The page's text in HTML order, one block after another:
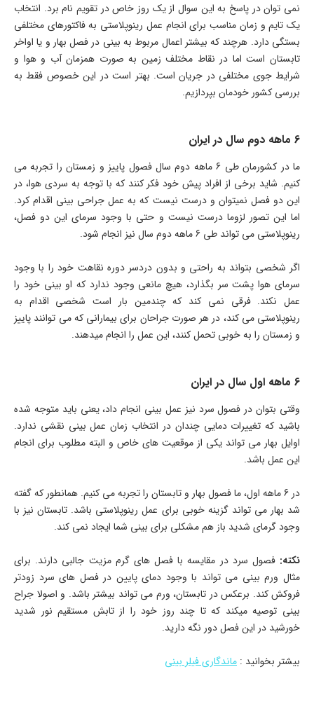
نمی توان در پاسخ به این سوال از یک روز خاص در تقویم نام برد. انتخاب
یک تایم و زمان مناسب برای انجام عمل رینوپلاستی به فاکتورهای مختلفی
بستگی دارد. هرچند که بیشتر اعمال مربوط به بینی در فصل بهار و یا اواخر
تابستان است اما در نقاط مختلف زمین به صورت همزمان آب و هوا و
شرایط جوی مختلفی در جریان است. بهتر است در این خصوص فقط به
بررسی کشور خودمان بپردازیم.
6 ماهه دوم سال در ایران
ما در کشورمان طی 6 ماهه دوم سال فصول پاییز و زمستان را تجربه می
کنیم. شاید برخی از افراد پیش خود فکر کنند که با توجه به سردی هوا، در
این دو فصل نمیتوان و درست نیست که به عمل جراحی بینی اقدام کرد.
اما این تصور لزوما درست نیست و حتی با وجود سرمای این دو فصل،
رینوپلاستی می تواند طی 6 ماهه دوم سال نیز انجام شود.
اگر شخصی بتواند به راحتی و بدون دردسر دوره نقاهت خود را با وجود
سرمای هوا پشت سر بگذارد، هیچ مانعی وجود ندارد که او بینی خود را
عمل نکند. فرقی نمی کند که چندمین بار است شخصی اقدام به
رینوپلاستی می کند، در هر صورت جراحان برای بیمارانی که می توانند پاییز
و زمستان را به خوبی تحمل کنند، این عمل را انجام میدهند.
6 ماهه اول سال در ایران
وقتی بتوان در فصول سرد نیز عمل بینی انجام داد، یعنی باید متوجه شده
باشید که تغییرات دمایی چندان در انتخاب زمان عمل بینی نقشی ندارد.
اوایل بهار می تواند یکی از موقعیت های خاص و البته مطلوب برای انجام
این عمل باشد.
در 6 ماهه اول، ما فصول بهار و تابستان را تجربه می کنیم. همانطور که گفته
شد بهار می تواند گزینه خوبی برای عمل رینوپلاستی باشد. تابستان نیز با
وجود گرمای شدید باز هم مشکلی برای بینی شما ایجاد نمی کند.
نکته: فصول سرد در مقایسه با فصل های گرم مزیت جالبی دارند. برای
مثال ورم بینی می تواند با وجود دمای پایین در فصل های سرد زودتر
فروکش کند. برعکس در تابستان، ورم می تواند بیشتر باشد. و اصولا جراح
بینی توصیه میکند که تا چند روز خود را از تابش مستقیم نور شدید
خورشید در این فصل دور نگه دارید.
بیشتر بخوانید : ماندگاری فیلر بینی